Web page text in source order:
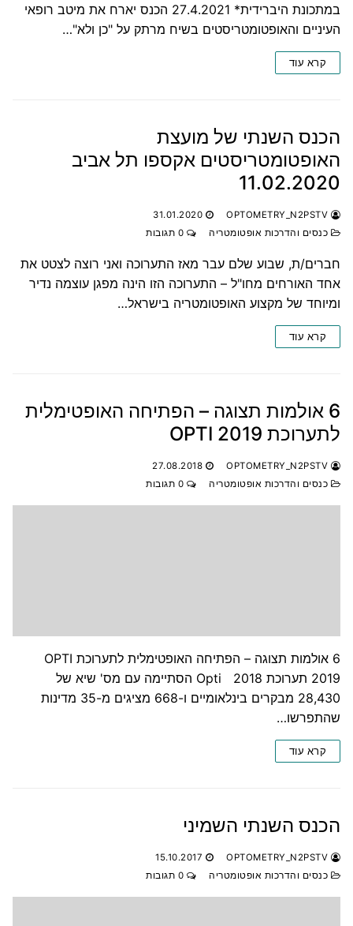
במתכונת היברידית* 27.4.2021 הכנס יארח את מיטב רופאי
העיניים והאופטומטריסטים בשיח מרתק על "כן ולא"…
קרא עוד
הכנס השנתי של מועצת
האופטומטריסטים אקספו תל אביב
11.02.2020
31.01.2020
כנסים והדרכות אופטומטריה
חברים/ת, שבוע שלם עבר מאז התערוכה ואני רוצה לצטט את
אחד האורחים מחו"ל – התערוכה הזו הינה מפגן עוצמה נדיר
ומיוחד של מקצוע האופטומטריה בישראל…
קרא עוד
6 אולמות תצוגה – הפתיחה האופטימלית
לתערוכת OPTI 2019
27.08.2018
כנסים והדרכות אופטומטריה
6 אולמות תצוגה – הפתיחה האופטימלית לתערוכת OPTI
2019 תערוכת Opti 2018 הסתיימה עם מס' שיא של
28,430 מבקרים בינלאומיים ו-668 מציגים מ-35 מדינות
שהתפרשו…
קרא עוד
הכנס השנתי השמיני
15.10.2017
כנסים והדרכות אופטומטריה